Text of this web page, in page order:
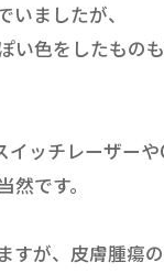
いましたが、
い色をしたもの
イッチレーザー
然です。
すが、皮膚腫瘍